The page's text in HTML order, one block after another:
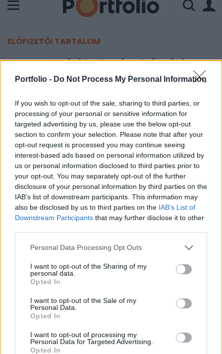
Portfolio - Do Not Process My Personal Information
If you wish to opt-out of the sale, sharing to third parties, or
processing of your personal or sensitive information for
targeted advertising by us, please use the below opt-out
section to confirm your selection. Please note that after your
opt-out request is processed you may continue seeing
interest-based ads based on personal information utilized by
us or personal information disclosed to third parties prior to
your opt-out. You may separately opt-out of the further
disclosure of your personal information by third parties on the
IAB’s list of downstream participants. This information may
also be disclosed by us to third parties on the IAB’s List of
Downstream Participants that may further disclose it to other
Personal Data Processing Opt Outs
I want to opt-out of the Sharing of my
personal data.
Opted In
I want to opt-out of the Sale of my
Personal Data.
Opted In
I want to opt-out of processing my
Personal Data for Targeted Advertising.
Opted In
ELŐFIZETŐI TARTALOM
A szemünk láttára fordul a feje
tetejére az élelmiszeripar
Portfolio
2024. augusztus 04. 09:00
Néhány hete az USA legnagyobb élelmiszer-
gyártója, a PepsiCo meglehetősen csalódást keltő
eredményekről számolt be, miután az elmúlt évek
áremelései után a fogyasztók kevesebbet
vásárolnak a gyártó termékeiből. Ugyan a cég
vezérigazgatója, Ramon Laguarta a vásárlók
pénzügyi nehézségeit okolja a visszaesésért, de a
piackutatások szerint nem (csak) ez áll a
háttérben - számolt be a Bloomberg.
Agrárszektor Konferencia 2026Valamennyi „forró”
agrártémával foglalkozik a Portfolio Csoport Agrárszektor
Ön is az év kihagyhatatlan agrárszakmai
csúcsrendezvényére!Információ és jelentkezésA visszaesés
italok, mind a sós snackek forgalma csökkent. Azonban
amíg...